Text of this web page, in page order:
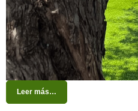
Leer más…